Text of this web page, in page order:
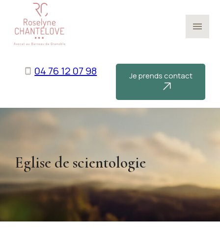
menu
04 76 12 07 98 Je prends contact
Eglise de scientologie
Panneau de gestion des cookies